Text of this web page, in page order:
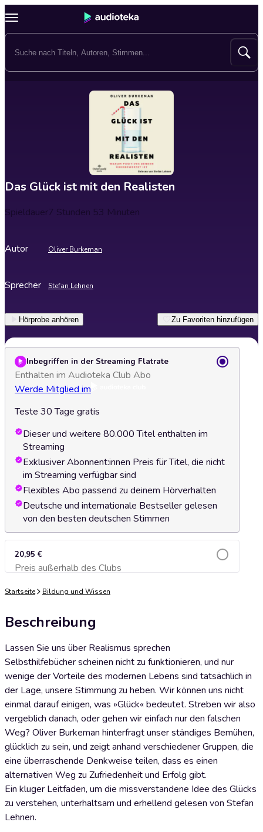
Das Glück ist mit den Realisten
Spieldauer7 Stunden 53 Minuten
Autor Oliver Burkeman
Sprecher Stefan Lehnen
Hörprobe anhören Zu Favoriten hinzufügen
Inbegriffen in der Streaming Flatrate
Enthalten im Audioteka Club Abo
Werde Mitglied im
Teste 30 Tage gratis
Dieser und weitere 80.000 Titel enthalten im
Streaming
Exklusiver Abonnent:innen Preis für Titel, die nicht
im Streaming verfügbar sind
Flexibles Abo passend zu deinem Hörverhalten
Deutsche und internationale Bestseller gelesen
von den besten deutschen Stimmen
20,95 €
Preis außerhalb des ClubsZum Warenkorb hinzufügen
Startseite Bildung und Wissen
Beschreibung
Lassen Sie uns über Realismus sprechen
Selbsthilfebücher scheinen nicht zu funktionieren, und nur
wenige der Vorteile des modernen Lebens sind tatsächlich in
der Lage, unsere Stimmung zu heben. Wir können uns nicht
einmal darauf einigen, was »Glück« bedeutet. Streben wir also
vergeblich danach, oder gehen wir einfach nur den falschen
Weg? Oliver Burkeman hinterfragt unser ständiges Bemühen,
glücklich zu sein, und zeigt anhand verschiedener Gruppen, die
eine überraschende Denkweise teilen, dass es einen
alternativen Weg zu Zufriedenheit und Erfolg gibt.
Ein kluger Leitfaden, um die missverstandene Idee des Glücks
zu verstehen, unterhaltsam und erhellend gelesen von Stefan
Lehnen.